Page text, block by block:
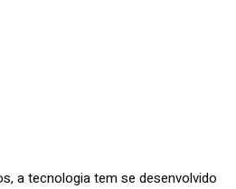
a tecnologia tem se desenvolvido